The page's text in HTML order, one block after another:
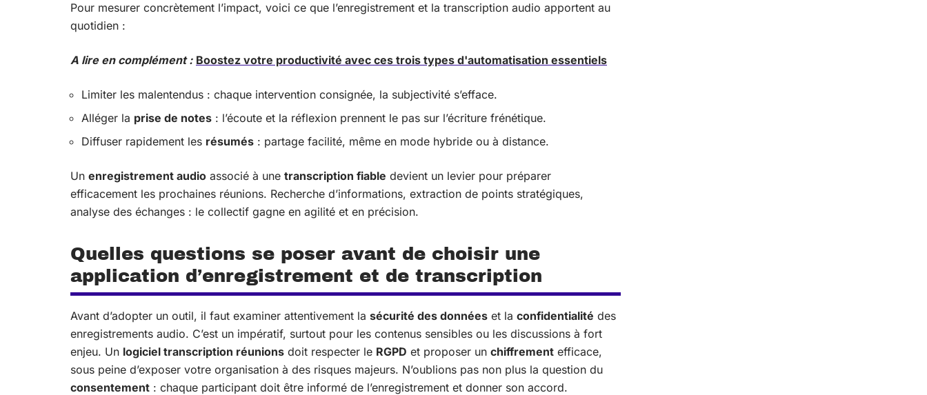
Pour mesurer concrètement l’impact, voici ce que l’enregistrement et la transcription audio apportent au
quotidien :
A lire en complément : Boostez votre productivité avec ces trois types d'automatisation essentiels
Limiter les malentendus : chaque intervention consignée, la subjectivité s’efface.
Alléger la prise de notes : l’écoute et la réflexion prennent le pas sur l’écriture frénétique.
Diffuser rapidement les résumés : partage facilité, même en mode hybride ou à distance.
Un enregistrement audio associé à une transcription fiable devient un levier pour préparer
efficacement les prochaines réunions. Recherche d’informations, extraction de points stratégiques,
analyse des échanges : le collectif gagne en agilité et en précision.
Quelles questions se poser avant de choisir une
application d’enregistrement et de transcription
Avant d’adopter un outil, il faut examiner attentivement la sécurité des données et la confidentialité des
enregistrements audio. C’est un impératif, surtout pour les contenus sensibles ou les discussions à fort
enjeu. Un logiciel transcription réunions doit respecter le RGPD et proposer un chiffrement efficace,
sous peine d’exposer votre organisation à des risques majeurs. N’oublions pas non plus la question du
consentement : chaque participant doit être informé de l’enregistrement et donner son accord.